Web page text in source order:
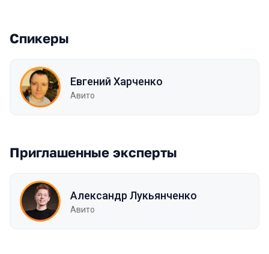
Спикеры
Евгений Харченко
Авито
Приглашенные эксперты
Александр Лукьянченко
Авито